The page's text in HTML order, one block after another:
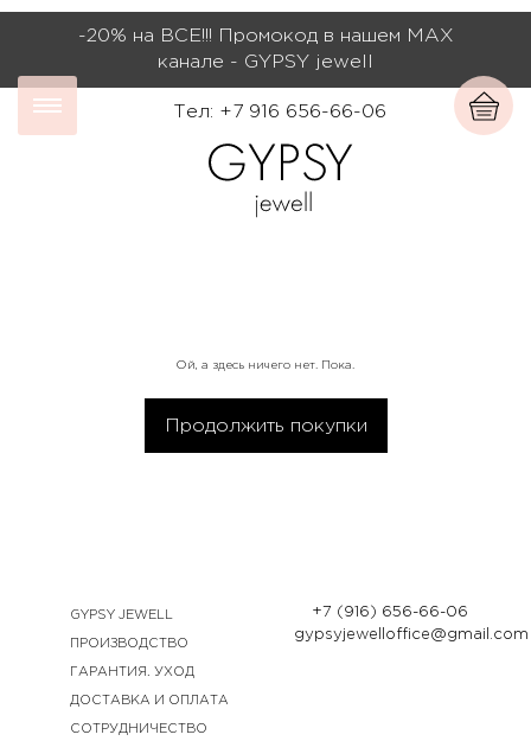
-20% на ВСЕ!!! Промокод в нашем МАХ
канале - GYPSY jewell
Тел: +7 916 656-66-06
Ой, а здесь ничего нет. Пока.
Продолжить покупки
GYPSY JEWELL
ПРОИЗВОДСТВО
ГАРАНТИЯ. УХОД
ДОСТАВКА И ОПЛАТА
СОТРУДНИЧЕСТВО
+7 (916) 656-66-06
gypsyjewelloffice@gmail.com